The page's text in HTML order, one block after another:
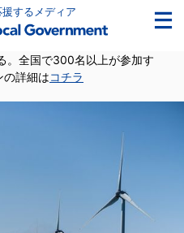
するメディア
。全国で300名以上が参加す
の詳細はコチラ